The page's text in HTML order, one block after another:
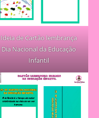
Ideia de Cartão lembrança
Dia Nacional da Educação
Infantil